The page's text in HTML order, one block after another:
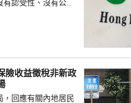
認受性、沒有公信
協會；又指記協沒
公眾，宣稱黎智英因
。他又批評有團體
工會無關的行...
險收益徵稅非新政
，回應有關內地居民